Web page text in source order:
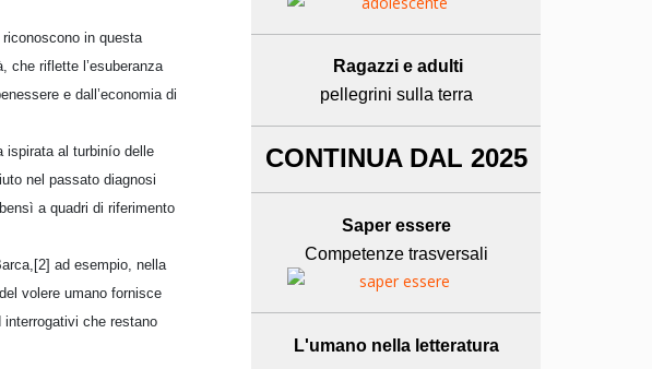
in questa
che riflette l’esuberanza
e dall’economia di
ispirata al turbinío delle
nel passato diagnosi
a quadri di riferimento
ad esempio, nella
volere umano fornisce
che restano
Ragazzi e adulti
pellegrini sulla terra
CONTINUA DAL 2025
Saper essere
Competenze trasversali
L'umanonella letteratura